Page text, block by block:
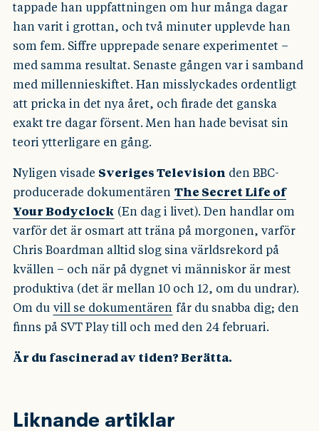
tappade han uppfattningen om hur många dagar
han varit i grottan, och två minuter upplevde han
som fem. Siffre upprepade senare experimentet –
med samma resultat. Senaste gången var i samband
med millennieskiftet. Han misslyckades ordentligt
att pricka in det nya året, och firade det ganska
exakt tre dagar försent. Men han hade bevisat sin
teori ytterligare en gång.
Nyligen visade Sveriges Television den BBC-
producerade dokumentären The Secret Life of
Your Bodyclock (En dag i livet). Den handlar om
varför det är osmart att träna på morgonen, varför
Chris Boardman alltid slog sina världsrekord på
kvällen – och när på dygnet vi människor är mest
produktiva (det är mellan 10 och 12, om du undrar).
Om du vill se dokumentären får du snabba dig; den
finns på SVT Play till och med den 24 februari.
Är du fascinerad av tiden? Berätta.
Liknande artiklar